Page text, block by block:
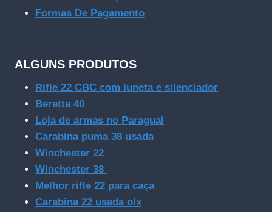
Formas De Pagamento
ALGUNS PRODUTOS
Rifle 22 CBC com luneta e silenciador
Beretta 40
Loja de armas no Paraguai
Carabina puma 38 usada
Winchester 22
Winchester 38
Melhor rifle 22 para caça
Carabina 22 usada olx